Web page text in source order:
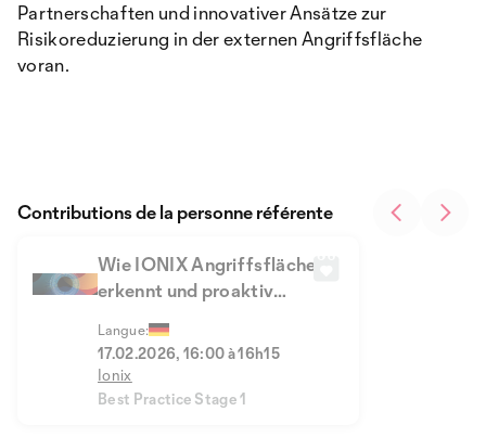
Partnerschaften und innovativer Ansätze zur
Risikoreduzierung in der externen Angriffsfläche
voran.
Wie IONIX Angriffsfläche
erkennt und proaktiv
Langue:
17.02.2026, 16:00 à 16h15
Ionix
Best Practice Stage 1
Contributions de la personne référente